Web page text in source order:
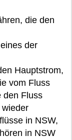
die den
der
Hauptstrom,
vom Fluss
den Fluss
in NSW,
in NSW